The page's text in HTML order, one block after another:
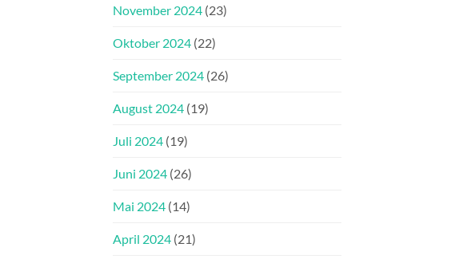
November 2024 (23)
Oktober 2024 (22)
September 2024 (26)
August 2024 (19)
Juli 2024 (19)
Juni 2024 (26)
Mai 2024 (14)
April 2024 (21)